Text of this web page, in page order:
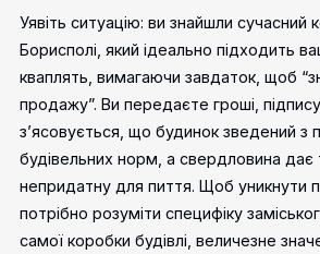
Уявіть ситуацію: ви знайшли сучасний
Борисполі, який ідеально підходить
кваплять, вимагаючи завдаток, щоб
продажу”. Ви передаєте гроші,
з’ясовується, що будинок зведений з
будівельних норм, а свердловина дає
непридатну для пиття. Щоб уникнути
потрібно розуміти специфіку
самої коробки будівлі, величезне